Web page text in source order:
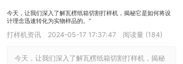
今天，让我们深入了解瓦楞纸箱切割打样机，揭秘它是如何将设
计理念迅速转化为实物样品的。”
打样机资讯 2024-05-17 17:37:47 阅读量 (184)
今天，让我们深入了解瓦楞纸箱切割打样机，揭秘